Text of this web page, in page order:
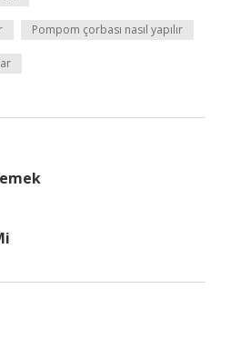
Pompom çorbası nasıl yapılır